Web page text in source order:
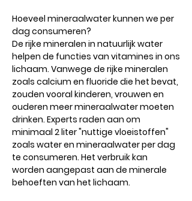
Hoeveel mineraalwater kunnen we per
dag consumeren?
De rijke mineralen in natuurlijk water
helpen de functies van vitamines in ons
lichaam. Vanwege de rijke mineralen
zoals calcium en fluoride die het bevat,
zouden vooral kinderen, vrouwen en
ouderen meer mineraalwater moeten
drinken. Experts raden aan om
minimaal 2 liter "nuttige vloeistoffen"
zoals water en mineraalwater per dag
te consumeren. Het verbruik kan
worden aangepast aan de minerale
behoeften van het lichaam.